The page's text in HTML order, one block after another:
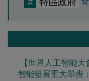
【世界人工智能
智能發展重大舉措